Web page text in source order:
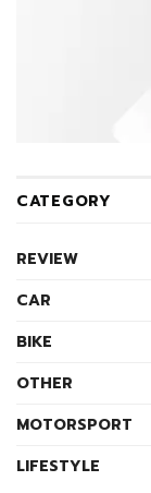
CATEGORY
REVIEW
CAR
BIKE
OTHER
MOTORSPORT
LIFESTYLE